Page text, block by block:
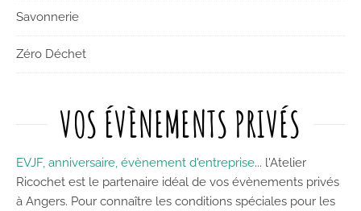
Savonnerie
Zéro Déchet
VOS ÉVÈNEMENTS PRIVÉS
EVJF, anniversaire, évènement d'entreprise... l'Atelier
Ricochet est le partenaire idéal de vos évènements privés
à Angers. Pour connaître les conditions spéciales pour les